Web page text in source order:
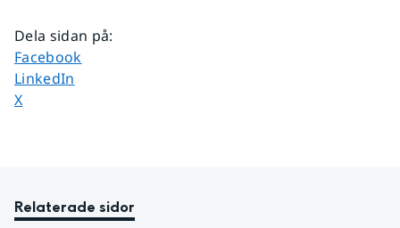
Dela sidan på:
Dela sidan på
Facebook
Dela sidan på
LinkedIn
Dela sidan på
X
Relaterade sidor